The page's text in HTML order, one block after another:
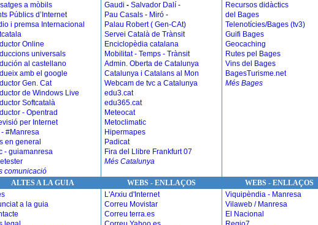
a mòbils
Públics d’Internet
i premsa Internacional
Online
universals
al castellano
amb el google
Gen. Cat
de Windows Live
Softcatalà
- Opentrad
per Internet
#Manresa
en general
- guiamanresa
comunicació
Gaudi - Salvador Dalí-
Pau Casals- Miró-
Palau Robert ( Gen-CAt)
Servei Català de Trànsit
Enciclopèdia catalana
Mobilitat - Temps - Trànsit
Admin. Oberta de Catalunya
Catalunya i Catalans al Mon
Webcam de tvc a Catalunya
edu3.cat
edu365.cat
Meteocat
Metoclimatic
Hipermapes
Padicat
Fira del Llibre Frankfurt 07
Més Catalunya
Recursos didàctics
del Bages
Telenotícies/Bages (tv3)
Guifi Bages
Geocaching
Rutes pel Bages
Vins del Bages
BagesTurisme.net
Més Bages
ALTES A LA GUIA WEBS - ENLLAÇOS
WEBS - ENLLAÇOS
a la guia
L'Arxiu d'Internet
Correu Movistar
Correu terra.es
Viquipèndia - Manresa
Vilaweb / Manresa
El Nacional